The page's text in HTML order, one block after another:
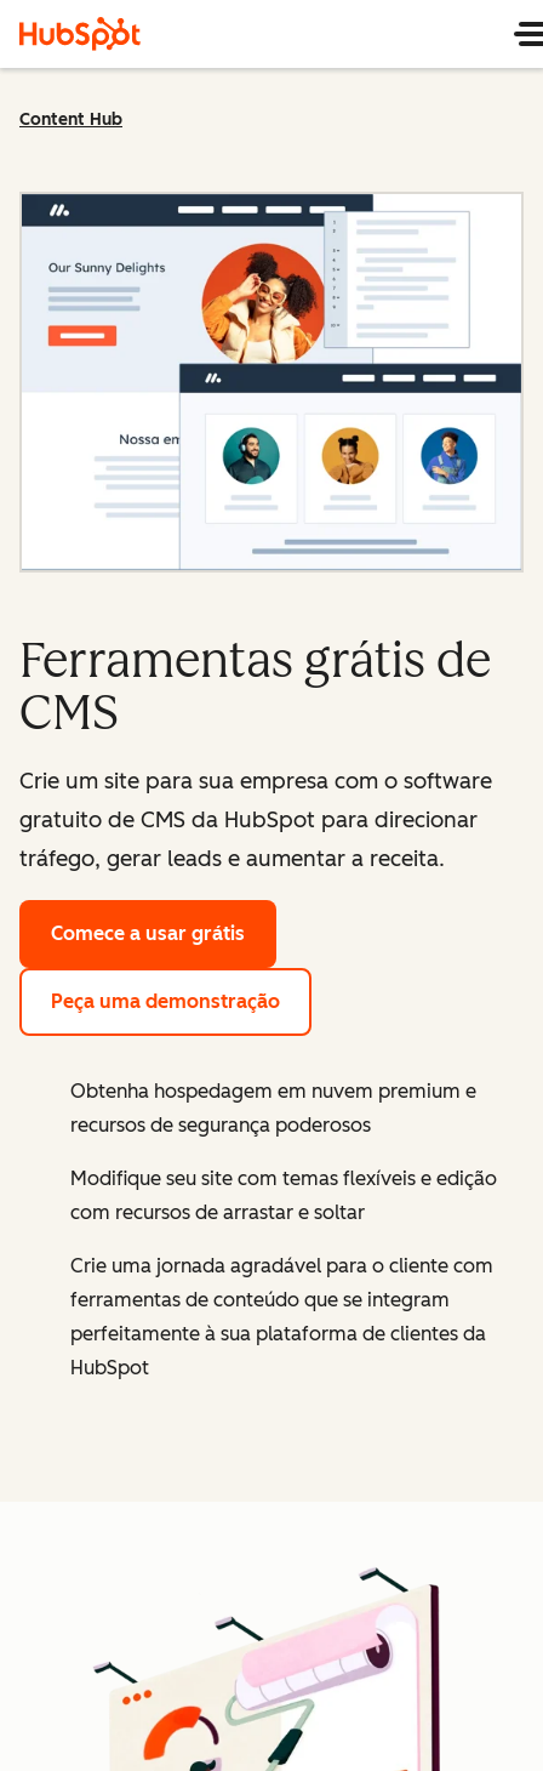
Content Hub
Ferramentas grátis de
CMS
Crie um site para sua empresa com o software
gratuito de CMS da HubSpot para direcionar
tráfego, gerar leads e aumentar a receita.
Comece a usar grátis
Peça uma demonstração
Obtenha hospedagem em nuvem premium e
recursos de segurança poderosos
Modifique seu site com temas flexíveis e edição
com recursos de arrastar e soltar
Crie uma jornada agradável para o cliente com
ferramentas de conteúdo que se integram
perfeitamente à sua plataforma de clientes da
HubSpot